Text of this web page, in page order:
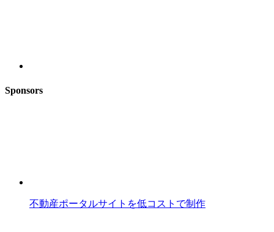
Sponsors
不動産ポータルサイトを低コストで制作